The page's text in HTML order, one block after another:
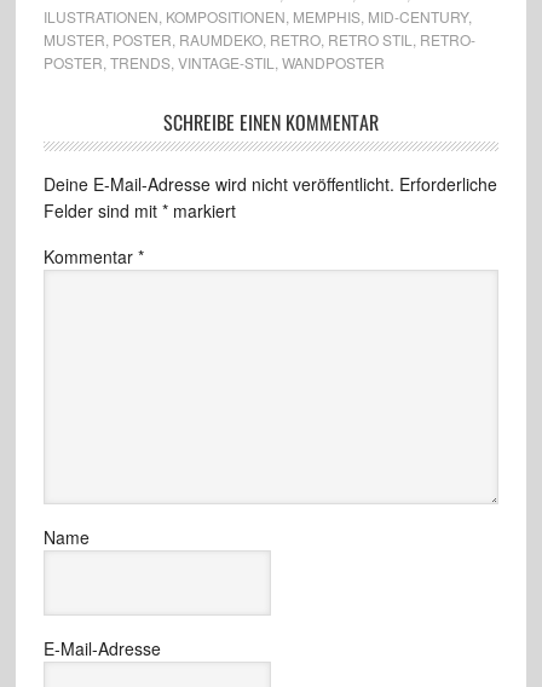
ILUSTRATIONEN KOMPOSITIONEN MEMPHIS, MID-CENTURY,
MUSTER POSTER RAUMDEKO, RETRO, RETRO STIL
RETRO-
POSTER TRENDS, VINTAGE-STIL WANDPOSTER
SCHREIBE EINEN KOMMENTAR
Deine E-Mail-Adresse wird nicht veröffentlicht. Erforderliche
Felder sind mit *markiert
Kommentar *
Name
E-Mail-Adresse